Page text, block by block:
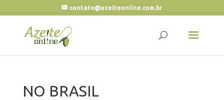
contato@azeiteonline.com.br
NO BRASIL